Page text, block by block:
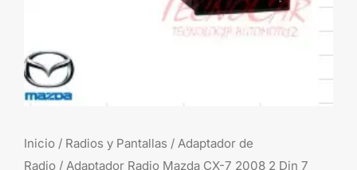
Inicio / Radios y Pantallas / Adaptador de
Radio / Adaptador Radio Mazda CX-7 2008 2 Din 7
cantidad